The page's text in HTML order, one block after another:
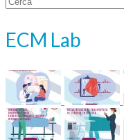
ECM Lab